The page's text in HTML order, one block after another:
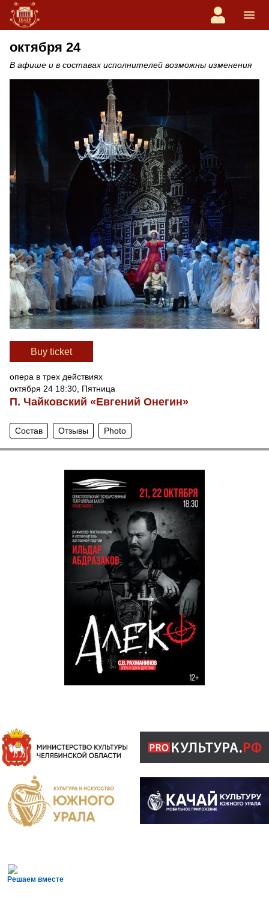
октября 24
В афише и в составах исполнителей возможны изменения
Вuy ticket
опера в трех действиях
октября 24 18:30, Пятница
П. Чайковский «Евгений Онегин»
Состав Отзывы Photo
Решаем вместе